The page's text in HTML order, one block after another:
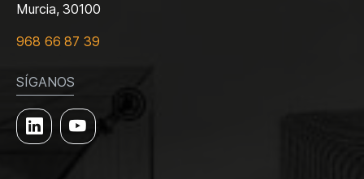
Murcia, 30100
968 66 87 39
SÍGANOS